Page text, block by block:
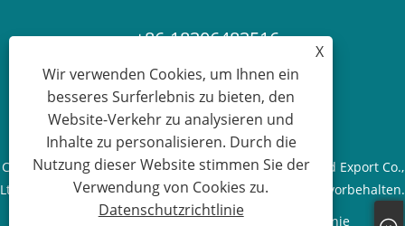
+86-18306483516
jack@qdshimaogroup.com
Copyright © 2023 Qingdao Oriental Shimao Import and Export Co.,
Ltd. – Food Truck, Food Trailer, Food Cart – Alle Rechte vorbehalten.
Sitemap RSS XML Datenschutzrichtlinie
X
Wir verwenden Cookies, um Ihnen ein
besseres Surferlebnis zu bieten, den
Website-Verkehr zu analysieren und
Inhalte zu personalisieren. Durch die
Nutzung dieser Website stimmen Sie der
Verwendung von Cookies zu.
Datenschutzrichtlinie